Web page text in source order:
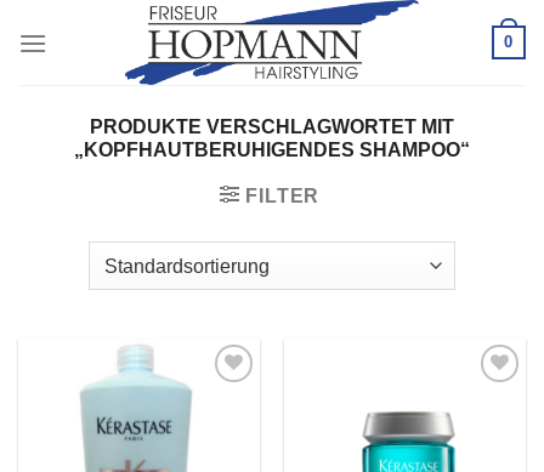
Inhalt
0
PRODUKTE VERSCHLAGWORTET MIT
„KOPFHAUTBERUHIGENDES SHAMPOO“
FILTER
Wunschliste
hinzufügen